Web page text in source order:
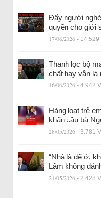
Đẩy người
quyền cho giới
17/06/2026 - 14.529
Thanh lọc bộ
chất hay vẫn là
16/06/2026 - 4.942
Hàng loạt trẻ
khẩn cầu bà
28/05/2026 - 3.781
“Nhà là để ở,
Lâm không
24/05/2026 - 2.428